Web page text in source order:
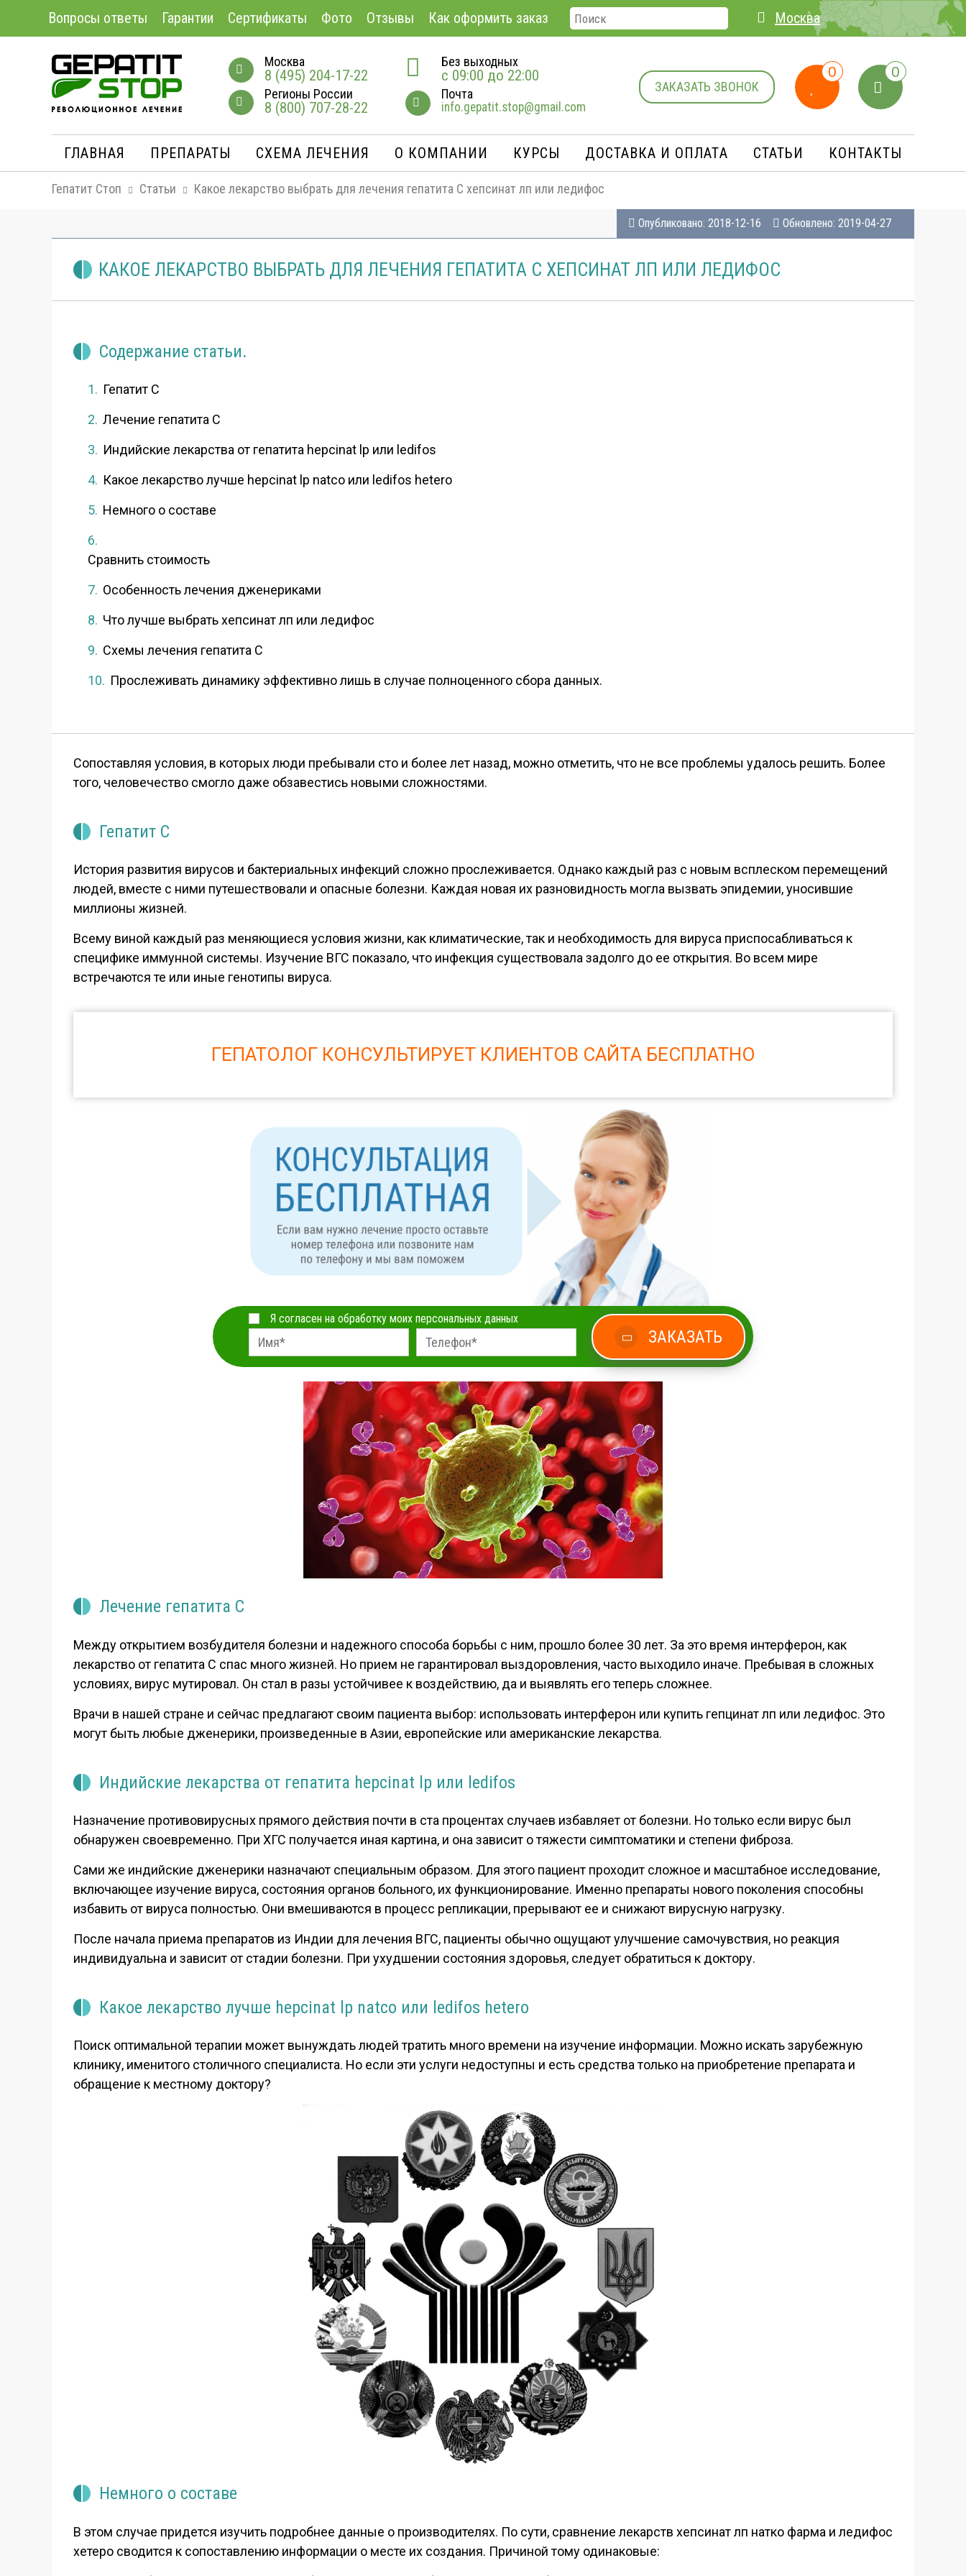
Вопросы ответы Гарантии Сертификаты Фото Отзывы Как оформить заказ Москва
Москва
8 (495) 204-17-22
Регионы России
8 (800) 707-28-22
Без выходных
с 09:00 до 22:00
Почта
info.gepatit.stop@gmail.com
ЗАКАЗАТЬ ЗВОНОК
0 0
ГЛАВНАЯ ПРЕПАРАТЫ СХЕМА ЛЕЧЕНИЯ О КОМПАНИИ КУРСЫ ДОСТАВКА И ОПЛАТA СТАТЬИ КОНТАКТЫ
Гепатит Стоп Статьи Какое лекарство выбрать для лечения гепатита С хепсинат лп или ледифос
Опубликовано: 2018-12-16 Обновлено: 2019-04-27
КАКОЕ ЛЕКАРСТВО ВЫБРАТЬ ДЛЯ ЛЕЧЕНИЯ ГЕПАТИТА С ХЕПСИНАТ ЛП ИЛИ ЛЕДИФОС
Содержание статьи.
Гепатит С
Лечение гепатита С
Индийские лекарства от гепатита hepcinat lp или ledifos
Какое лекарство лучше hepcinat lp natco или ledifos hetero
Немного о составе
Сравнить стоимость
Особенность лечения дженериками
Что лучше выбрать хепсинат лп или ледифос
Схемы лечения гепатита С
Прослеживать динамику эффективно лишь в случае полноценного сбора данных.
Сопоставляя условия, в которых люди пребывали сто и более лет назад, можно отметить, что не все проблемы удалось решить. Более
того, человечество смогло даже обзавестись новыми сложностями.
Гепатит С
История развития вирусов и бактериальных инфекций сложно прослеживается. Однако каждый раз с новым всплеском перемещений
людей, вместе с ними путешествовали и опасные болезни. Каждая новая их разновидность могла вызвать эпидемии, уносившие
миллионы жизней.
Всему виной каждый раз меняющиеся условия жизни, как климатические, так и необходимость для вируса приспосабливаться к
специфике иммунной системы. Изучение ВГС показало, что инфекция существовала задолго до ее открытия. Во всем мире
встречаются те или иные генотипы вируса.
ГЕПАТОЛОГ КОНСУЛЬТИРУЕТ КЛИЕНТОВ САЙТА БЕСПЛАТНО
Я согласен на обработку моих персональных данных
ЗАКАЗАТЬ
Лечение гепатита С
Между открытием возбудителя болезни и надежного способа борьбы с ним, прошло более 30 лет. За это время интерферон, как
лекарство от гепатита С спас много жизней. Но прием не гарантировал выздоровления, часто выходило иначе. Пребывая в сложных
условиях, вирус мутировал. Он стал в разы устойчивее к воздействию, да и выявлять его теперь сложнее.
Врачи в нашей стране и сейчас предлагают своим пациента выбор: использовать интерферон или купить гепцинат лп или ледифос. Это
могут быть любые дженерики, произведенные в Азии, европейские или американские лекарства.
Индийские лекарства от гепатита hepcinat lp или ledifos
Назначение противовирусных прямого действия почти в ста процентах случаев избавляет от болезни. Но только если вирус был
обнаружен своевременно. При ХГС получается иная картина, и она зависит о тяжести симптоматики и степени фиброза.
Сами же индийские дженерики назначают специальным образом. Для этого пациент проходит сложное и масштабное исследование,
включающее изучение вируса, состояния органов больного, их функционирование. Именно препараты нового поколения способны
избавить от вируса полностью. Они вмешиваются в процесс репликации, прерывают ее и снижают вирусную нагрузку.
После начала приема препаратов из Индии для лечения ВГС, пациенты обычно ощущают улучшение самочувствия, но реакция
индивидуальна и зависит от стадии болезни. При ухудшении состояния здоровья, следует обратиться к доктору.
Какое лекарство лучше hepcinat lp natco или ledifos hetero
Поиск оптимальной терапии может вынуждать людей тратить много времени на изучение информации. Можно искать зарубежную
клинику, именитого столичного специалиста. Но если эти услуги недоступны и есть средства только на приобретение препарата и
обращение к местному доктору?
Немного о составе
В этом случае придется изучить подробнее данные о производителях. По сути, сравнение лекарств хепсинат лп натко фарма и ледифос
хетеро сводится к сопоставлению информации о месте их создания. Причиной тому одинаковые: